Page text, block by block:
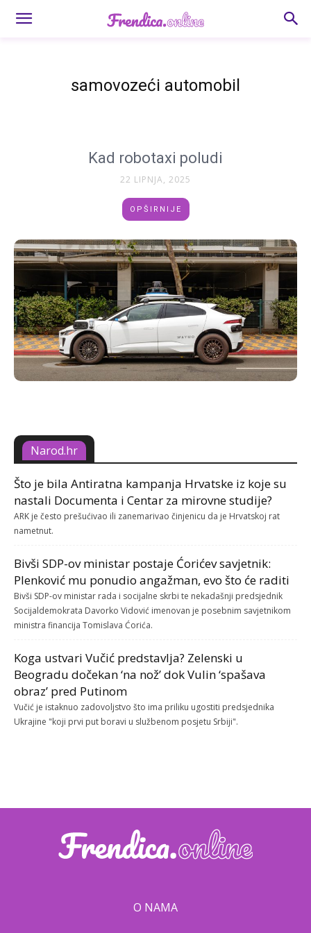
samovozeći automobil
Kad robotaxi poludi
22 LIPNJA, 2025
OPŠIRNIJE
Narod.hr
Što je bila Antiratna kampanja Hrvatske iz koje su
nastali Documenta i Centar za mirovne studije?
ARK je često prešućivao ili zanemarivao činjenicu da je Hrvatskoj rat
nametnut.
Bivši SDP-ov ministar postaje Ćorićev savjetnik:
Plenković mu ponudio angažman, evo što će raditi
Bivši SDP-ov ministar rada i socijalne skrbi te nekadašnji predsjednik
Socijaldemokrata Davorko Vidović imenovan je posebnim savjetnikom
ministra financija Tomislava Ćorića.
Koga ustvari Vučić predstavlja? Zelenski u
Beogradu dočekan ‘na nož’ dok Vulin ‘spašava
obraz’ pred Putinom
Vučić je istaknuo zadovoljstvo što ima priliku ugostiti predsjednika
Ukrajine "koji prvi put boravi u službenom posjetu Srbiji".
O NAMA